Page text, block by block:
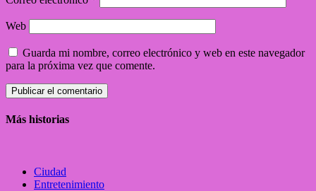
Web
Guarda mi nombre, correo electrónico y web en este navegador
para la próxima vez que comente.
Más historias
Ciudad
Entretenimiento